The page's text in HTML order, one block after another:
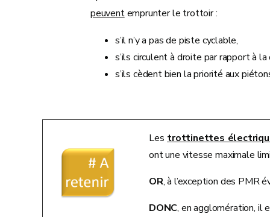
peuventemprunter le trottoir :
s’il n’y a pas de piste cyclable,
s’ils circulent à droite par rapport à
s’ils cèdent bien la priorité aux
Les trottinettes
ont une vitesse maximale
OR, à l’exception des PMR
DONC, en agglomération,